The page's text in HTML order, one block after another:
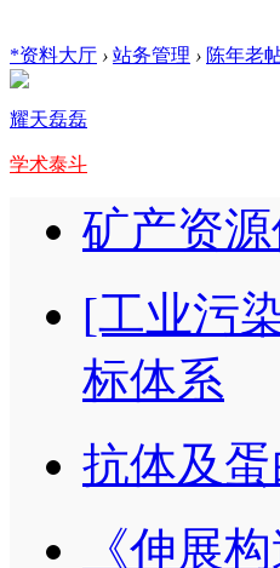
*资料大厅 › 站务管理 › 陈年老
耀天磊磊
学术泰斗
矿产资
[工业污
标体系
抗体及
《伸展